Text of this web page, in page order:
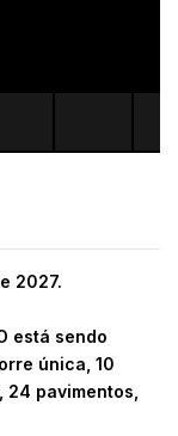
2027.
está sendo
única, 10
pavimentos,